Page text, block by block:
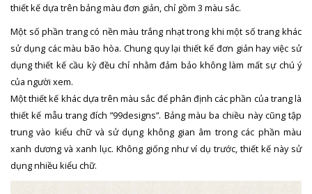
thiết kế dựa trên bảng màu đơn giản, chỉ gồm 3 màu sắc.
Một số phần trang có nền màu trắng nhạt trong khi một số trang khác
sử dụng các màu bão hòa. Chung quy lại thiết kế đơn giản hay việc sử
dụng thiết kế cầu kỳ đều chỉ nhằm đảm bảo không làm mất sự chú ý
của người xem.
Một thiết kế khác dựa trên màu sắc để phân định các phần của trang là
thiết kế mẫu trang đích ”99designs”. Bảng màu ba chiều này cũng tập
trung vào kiểu chữ và sử dụng không gian âm trong các phần màu
xanh dương và xanh lục. Không giống như ví dụ trước, thiết kế này sử
dụng nhiều kiểu chữ.